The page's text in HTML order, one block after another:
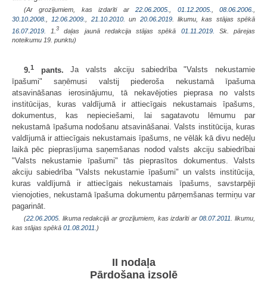
(Ar grozījumiem, kas izdarīti ar22.06.2005. 01.12.2005. ,08.06.2006.
30.10.2008.
12.06.2009. 21.10.2010. un 20.06.2019. likumu, kas stājas spēkā
16.07.2019.
1.3 daļas jaunā redakcija stājas spēkā 01.11.2019.
Sk. pārejas
noteikumu 19. punktu)
9.1 pants. Ja valsts akciju sabiedrība "Valsts nekustamie
īpašumi" saņēmusi valstij piederoša nekustamā īpašuma
atsavināšanas ierosinājumu, tā nekavējoties pieprasa no valsts
institūcijas, kuras valdījumā ir attiecīgais nekustamais īpašums,
dokumentus, kas nepieciešami, lai sagatavotu lēmumu par
nekustamā īpašuma nodošanu atsavināšanai. Valsts institūcija, kuras
valdījumā ir attiecīgais nekustamais īpašums, ne vēlāk kā divu nedēļu
laikā pēc pieprasījuma saņemšanas nodod valsts akciju sabiedrībai
"Valsts nekustamie īpašumi" tās pieprasītos dokumentus. Valsts
akciju sabiedrība "Valsts nekustamie īpašumi" un valsts institūcija,
kuras valdījumā ir attiecīgais nekustamais īpašums, savstarpēji
vienojoties, nekustamā īpašuma dokumentu pārņemšanas termiņu var
pagarināt.
(22.06.2005 . likuma redakcijā ar grozījumiem, kas izdarīti ar08.07.2011
. likumu,
kas stājas spēkā 01.08.2011. )
II nodaļa
Pārdošana izsolē